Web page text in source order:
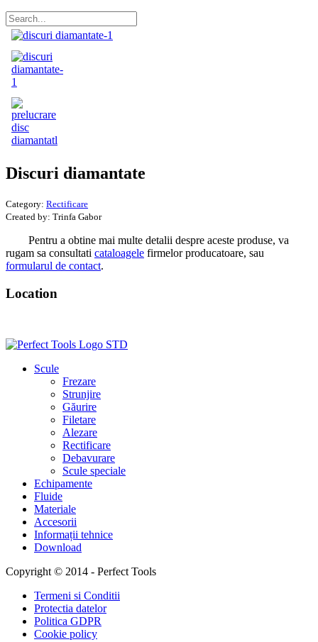
Discuri diamantate
Category: Rectificare
Created by: Trinfa Gabor
Pentru a obtine mai multe detalii despre aceste produse, va
rugam sa consultati cataloagele firmelor producatoare, sau
formularul de contact.
Location
Scule
Frezare
Strunjire
Găurire
Filetare
Alezare
Rectificare
Debavurare
Scule speciale
Echipamente
Fluide
Materiale
Accesorii
Informații tehnice
Download
Copyright © 2014 - Perfect Tools
Termeni si Conditii
Protectia datelor
Politica GDPR
Cookie policy